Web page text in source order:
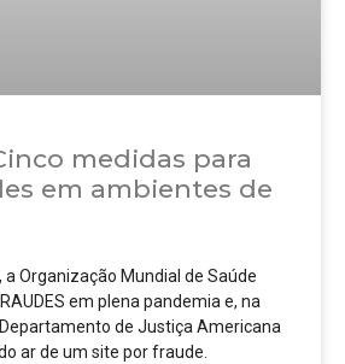
medidas para
em ambientes de
a Organização Mundial de Saúde
em plena pandemia e, na
de Justiça Americana
ar de um site por fraude.